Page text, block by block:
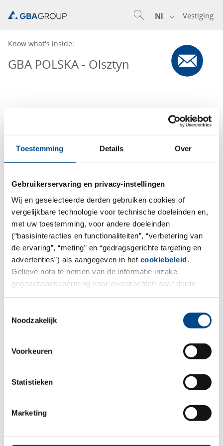
Toestemming Details Over
Gebruikerservaring en privacy-instellingen
Wij en geselecteerde derden gebruiken cookies of
vergelijkbare technologie voor technische doeleinden en,
met uw toestemming, voor andere doeleinden
(“basisinteracties en functionaliteiten”, “verbetering van
de ervaring”, “meting” en “gedragsgerichte targeting en
advertenties”) als aangegeven in het cookiebeleid
Gelieve nota te nemen van de informatie inzake
gegevensbescherming voor overdrachten naar derde
Noodzakelijk
Voorkeuren
Statistieken
Marketing
Vestiging
Nl
Know what's inside:
GBA POLSKA - Olsztyn
Site Poland - Olsztyn
GBA POLSKA
Trylińskiego 12/107 St.
10-683 Olsztyn, Polen
Mail:sekretariat@gba-polska.pl
Kontaktformular
GBA
POLSKA Site Page